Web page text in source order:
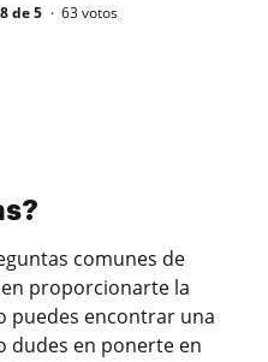
de 5 63votos
comunes de
proporcionarte la
puedes encontrar una
dudes en ponerte en